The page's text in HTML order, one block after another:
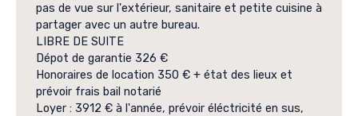
pas de vue sur l'extérieur, sanitaire et petite cuisine à
partager avec un autre bureau.
LIBRE DE SUITE
Dépot de garantie 326 €
Honoraires de location 350 € + état des lieux et
prévoir frais bail notarié
Loyer : 3912 € à l'année, prévoir éléctricité en sus,